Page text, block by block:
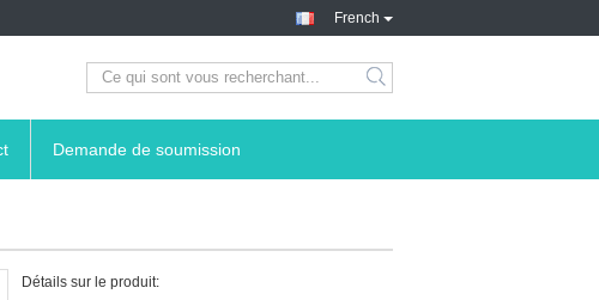
French
Demande de soumission
Détails sur le produit: